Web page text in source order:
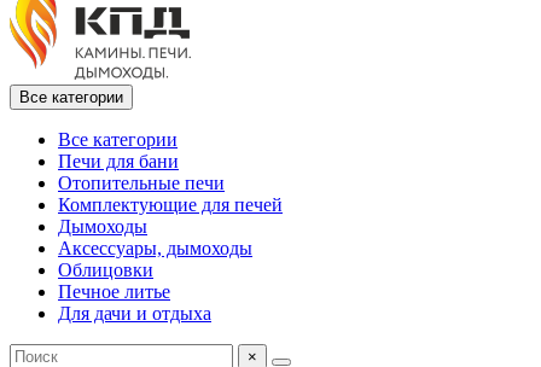
Все категории
Все категории
Печи для бани
Отопительные печи
Комплектующие для печей
Дымоходы
Аксессуары, дымоходы
Облицовки
Печное литье
Для дачи и отдыха
×